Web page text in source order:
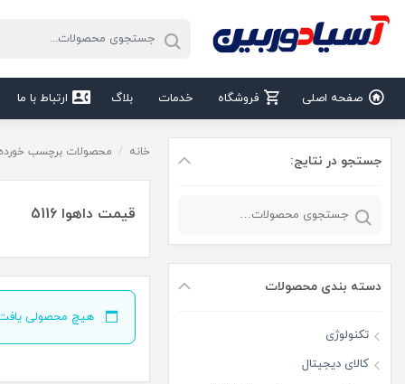
صفحه اصلی فروشگاه خدمات بلاگ ارتباط با ما
جستجو در نتایج:
دسته‌ بندی محصولات
تکنولوژی
کالای دیجیتال
خانه / محصولات برچسب خورده
قیمت داهوا 5116
هیچ محصولی